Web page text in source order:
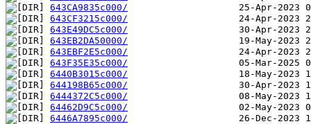
643CA9835c000/
643CF3215c000/
643E49DC5c000/
643EB2DA50000/
643EBF2E5c000/
643F35E35c000/
6440B3015c000/
644198B65c000/
6444372C5c000/
64462D9C5c000/
6446A7895c000/